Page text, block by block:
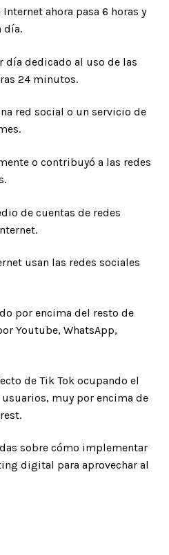
ahora pasa 6 horas y
día.
día dedicado al uso de las
24 minutos.
red social o un servicio de
o contribuyó a las redes
de cuentas de redes
usan las redes sociales
por encima del resto de
Youtube, WhatsApp,
de Tik Tok ocupando el
muy por encima de
sobre cómo implementar
digital para aprovechar al